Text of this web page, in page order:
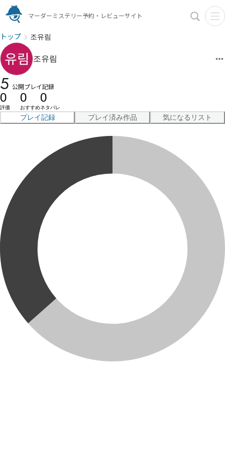
マーダーミステリー予約・レビューサイト
トップ 조유림
조유림
5 公開プレイ記録
0
評価
0
おすすめ
0
ネタバレ
プレイ記録 プレイ済み作品 気になるリスト